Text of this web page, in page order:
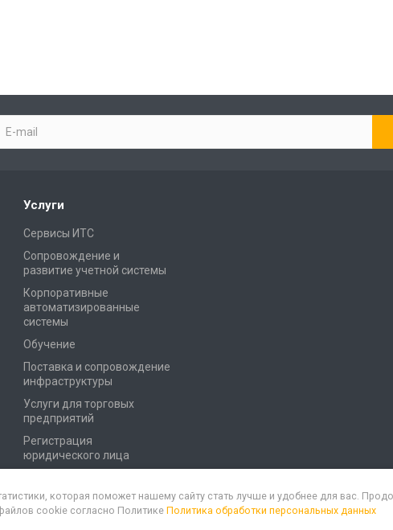
Услуги
Сервисы ИТС
Сопровождение и
развитие учетной системы
Корпоративные
автоматизированные
системы
Обучение
Поставка и сопровождение
инфраструктуры
Услуги для торговых
предприятий
Регистрация
юридического лица
которая поможет нашему сайту стать лучше и удобнее для вас.
cookie согласно ПолитикеПолитика обработки персональных данных